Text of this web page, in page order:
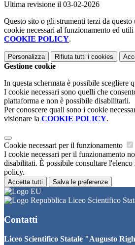
Ultima revisione il 03-02-2026
Questo sito o gli strumenti terzi da
cookie necessari al funzionamento ed
COOKIE POLICY.
Personalizza Rifiuta tutti i cookies
Gestione cookie
In questa schermata è possibile scegliere
I cookie necessari sono quelli che
piattaforma e non è possibile disabilitarli.
Per conoscere quali sono i cookie
visionare la COOKIE POLICY.
Cookie necessari per il funzionamento
I cookie necessari per il funzionamento
disabilitati. È possibile consultare
policy.
Accetta tutti Salva le preferenze
Liceo Scientifico
Contatti
Liceo Scientifico Statale "Augusto